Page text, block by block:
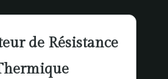
de Résistance